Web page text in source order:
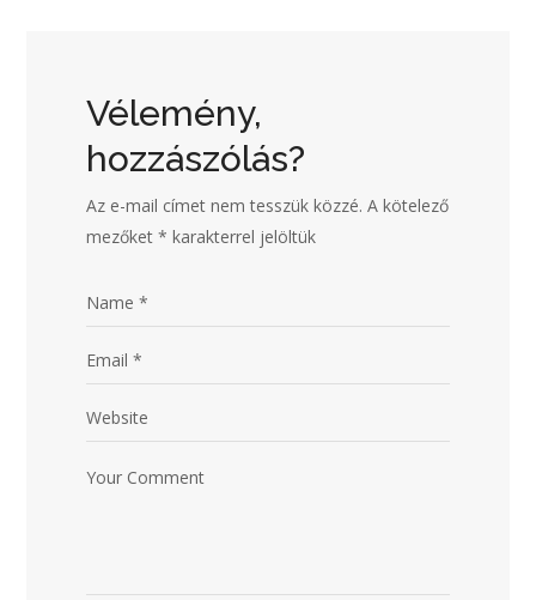
Vélemény,
hozzászólás?
Az e-mail címet nem tesszük közzé. A kötelező
mezőket* karakterrel jelöltük